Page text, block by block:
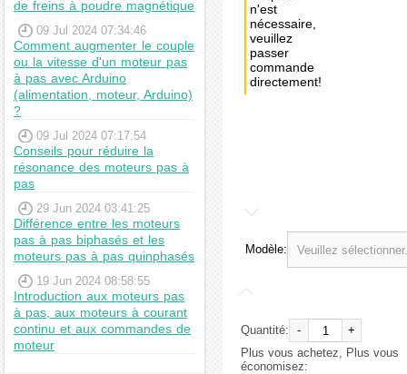
de freins à poudre magnétique
09 Jul 2024 07:34:46
Comment augmenter le couple
ou la vitesse d'un moteur pas
à pas avec Arduino
(alimentation, moteur, Arduino)
?
09 Jul 2024 07:17:54
Conseils pour réduire la
résonance des moteurs pas à
pas
29 Jun 2024 03:41:25
Différence entre les moteurs
pas à pas biphasés et les
moteurs pas à pas quinphasés
19 Jun 2024 08:58:55
Introduction aux moteurs pas
à pas, aux moteurs à courant
continu et aux commandes de
moteur
n'est
nécessaire,
veuillez
passer
commande
directement!
Modèle:
Quantité: -
+
Plus vous achetez, Plus vous
économisez: